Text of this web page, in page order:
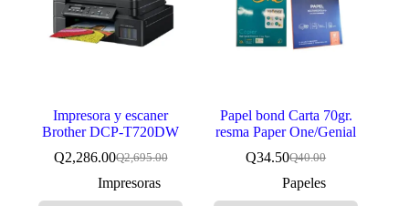
Impresora y escaner
Brother DCP-T720DW
Q2,695.00
El
precio
original
Q2,286.00El
precio
actual
Impresoras
Papel bond Carta 70gr.
resma Paper One/Genial
Q40.00
El
precio
original
Q34.50El
precio
actual
Papeles